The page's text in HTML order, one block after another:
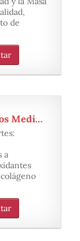
de
Ultima Pienso para Perros Medium-Maxi Light con Pollo
a